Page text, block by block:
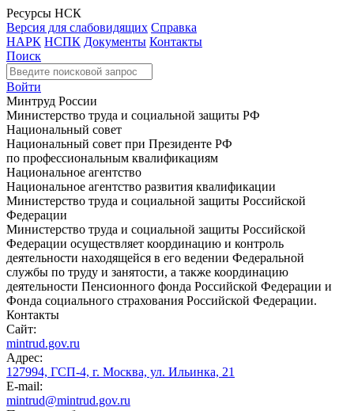
Ресурсы НСК
Версия для слабовидящих Справка
НАРК НСПК Документы Контакты
Поиск
Войти
Минтруд России
Министерство труда и социальной защиты РФ
Национальный совет
Национальный совет при Президенте РФ
по профессиональным квалификациям
Национальное агентство
Национальное агентство развития квалификации
Министерство труда и социальной защиты Российской
Федерации
Министерство труда и социальной защиты Российской
Федерации осуществляет координацию и контроль
деятельности находящейся в его ведении Федеральной
службы по труду и занятости, а также координацию
деятельности Пенсионного фонда Российской Федерации и
Фонда социального страхования Российской Федерации.
Контакты
Сайт:
mintrud.gov.ru
Адрес:
127994, ГСП-4, г. Москва, ул. Ильинка, 21
E-mail:
mintrud@mintrud.gov.ru